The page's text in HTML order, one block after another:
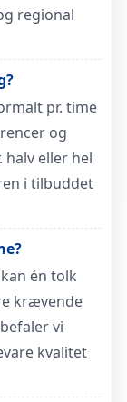
regional
pr. time
og
eller hel
i tilbuddet
én tolk
krævende
vi
kvalitet